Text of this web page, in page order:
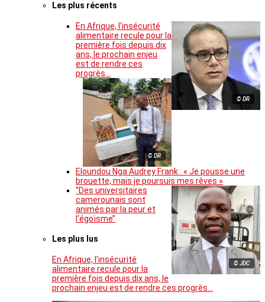
Les plus récents
© DR
En Afrique, l’insécurité
alimentaire recule pour la
première fois depuis dix
ans, le prochain enjeu
est de rendre ces
progrès…
© DR
Eloundou Nga Audrey Frank : « Je pousse une
brouette, mais je poursuis mes rêves »
© JDC
‘’Des universitaires
camerounais sont
animés par la peur et
l’égoïsme’’
Les plus lus
En Afrique, l’insécurité
alimentaire recule pour la
première fois depuis dix ans, le
prochain enjeu est de rendre ces progrès…